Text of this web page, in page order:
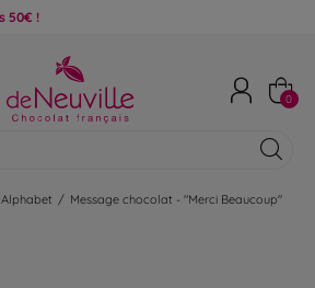
0
Alphabet / Message chocolat - "Merci Beaucoup"